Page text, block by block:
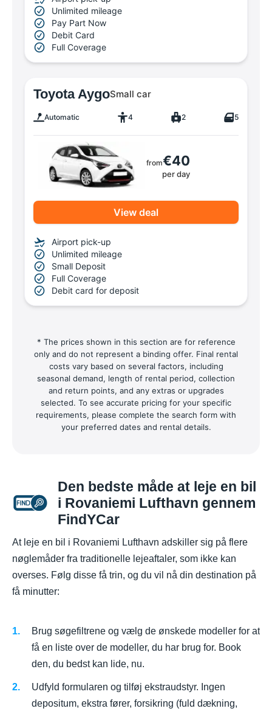
Unlimited mileage
Pay Part Now
Debit Card
Full Coverage
Toyota AygoSmall car
Automatic 4 2 5
from€40
per day
View deal
Airport pick-up
Unlimited mileage
Small Deposit
Full Coverage
Debit card for deposit
* The prices shown in this section are for reference
only and do not represent a binding offer. Final rental
costs vary based on several factors, including
seasonal demand, length of rental period, collection
and return points, and any extras or upgrades
selected. To see accurate pricing for your specific
requirements, please complete the search form with
your preferred dates and rental details.
Den bedste måde at leje en bil
i Rovaniemi Lufthavn gennem
FindYCar
At leje en bil i Rovaniemi Lufthavn adskiller sig på flere
nøglemåder fra traditionelle lejeaftaler, som ikke kan
overses. Følg disse få trin, og du vil nå din destination på
få minutter:
Brug søgefiltrene og vælg de ønskede modeller for at
få en liste over de modeller, du har brug for. Book
den, du bedst kan lide, nu.
Udfyld formularen og tilføj ekstraudstyr. Ingen
depositum, ekstra fører, forsikring (fuld dækning,